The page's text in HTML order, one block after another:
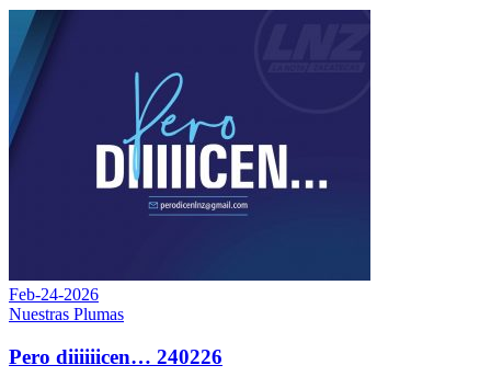
Feb-24-2026
Nuestras Plumas
Pero diiiiiicen… 240226